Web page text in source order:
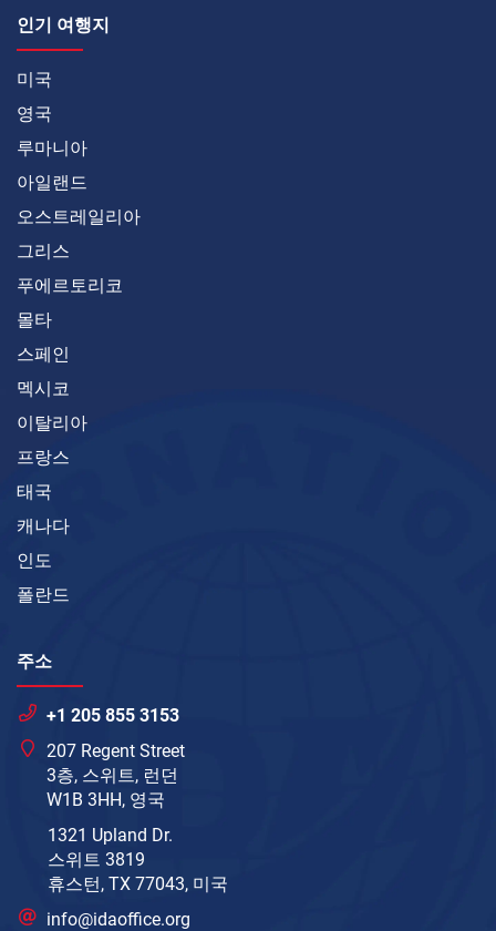
인기 여행지
미국
영국
루마니아
아일랜드
오스트레일리아
그리스
푸에르토리코
몰타
스페인
멕시코
이탈리아
프랑스
태국
캐나다
인도
폴란드
주소
+1 205 855 3153
207 Regent Street
3층, 스위트, 런던
W1B 3HH, 영국
1321 Upland Dr.
스위트 3819
휴스턴, TX 77043, 미국
info@idaoffice.org